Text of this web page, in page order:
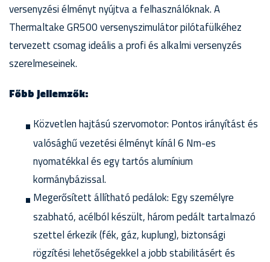
versenyzési élményt nyújtva a felhasználóknak. A
Thermaltake GR500 versenyszimulátor pilótafülkéhez
tervezett csomag ideális a profi és alkalmi versenyzés
szerelmeseinek.
Főbb jellemzők:
Közvetlen hajtású szervomotor: Pontos irányítást és
valósághű vezetési élményt kínál 6 Nm-es
nyomatékkal és egy tartós alumínium
kormánybázissal.
Megerősített állítható pedálok: Egy személyre
szabható, acélból készült, három pedált tartalmazó
szettel érkezik (fék, gáz, kuplung), biztonsági
rögzítési lehetőségekkel a jobb stabilitásért és